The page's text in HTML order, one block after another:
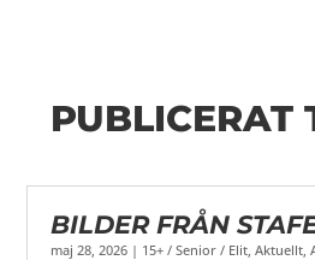
PUBLICERAT
BILDER FRÅN
maj 28, 2026 | 15+ / Senior / Elit,Aktuellt,